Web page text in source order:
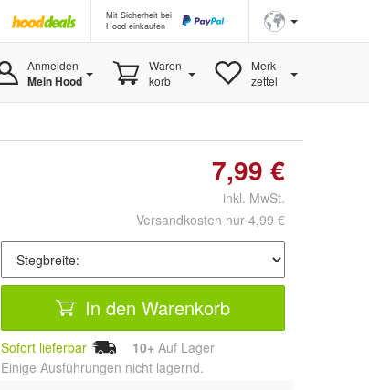
Mit Sicherheit bei
Hood einkaufen
Anmelden
Mein Hood
Waren-
korb
Merk-
zettel
7,99 €
inkl. MwSt.
Versandkosten nur 4,99 €
In den Warenkorb
Sofort lieferbar 10+ Auf Lager
Einige Ausführungen nicht lagernd.